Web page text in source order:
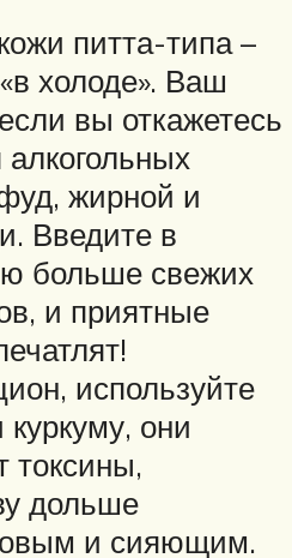
питта-типа –
холоде». Ваш
вы откажетесь
алкогольных
жирной и
Введите в
больше свежих
и приятные
используйте
они
токсины,
дольше
и сияющим.